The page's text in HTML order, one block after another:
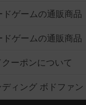
ゲームの通販商品
ゲームの通販商品
ーポンについて
ィング ボドファン